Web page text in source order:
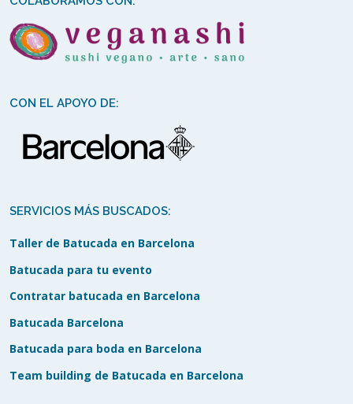
CON EL APOYO DE:
SERVICIOS MÁS BUSCADOS:
Taller de Batucada en Barcelona
Batucada para tu evento
Contratar batucada en Barcelona
Batucada Barcelona
Batucada para boda en Barcelona
Team building de Batucada en Barcelona